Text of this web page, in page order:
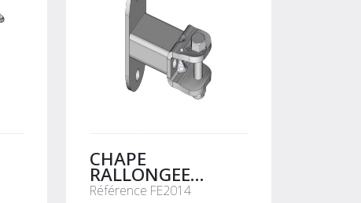
CHAPE
RALLONGEE
MULTIFIX POUR
Référence FE2014